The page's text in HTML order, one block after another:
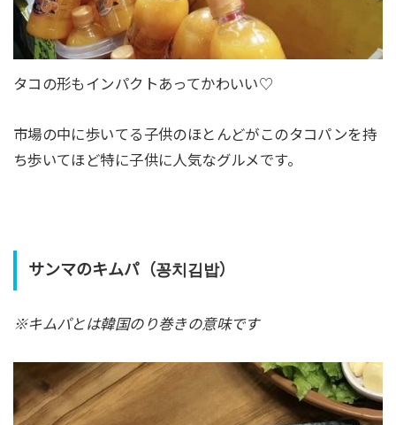
タコの形もインパクトあってかわいい♡
市場の中に歩いてる子供のほとんどがこのタコパンを持
ち歩いてほど特に子供に人気なグルメです。
サンマのキムパ（꽁치김밥）
※キムパとは韓国のり巻きの意味です